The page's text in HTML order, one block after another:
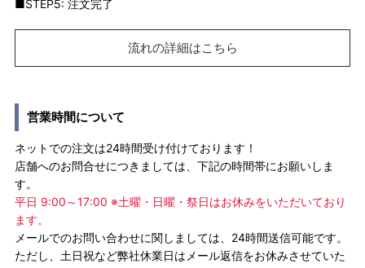
■STEP5: 注文完了
流れの詳細はこちら
営業時間について
ネットでの注文は24時間受け付けております！
店舗へのお問合せにつきましては、下記の時間帯にお願いしま
す。
平日 9:00～17:00 ※土曜・日曜・祭日はお休みをいただいており
ます。
メールでのお問い合わせに関しましては、24時間送信可能です。
ただし、土日祝など弊社休業日はメール返信をお休みさせていた